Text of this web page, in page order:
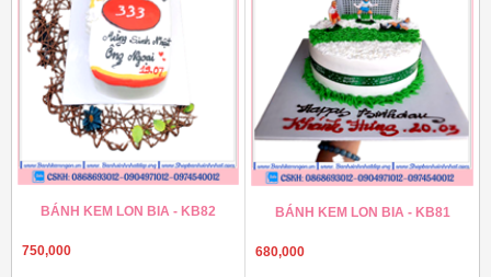
BÁNH KEM LON BIA - KB82
750,000
BÁNH KEM LON BIA - KB81
680,000